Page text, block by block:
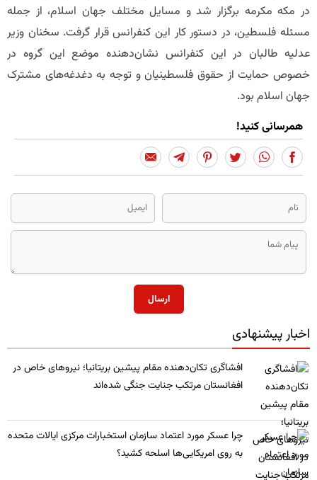
در مکه مکرمه برگزار شد و مسایل مختلف جهان اسلام، از جمله
مسئله فلسطین، در دستور کار این کنفرانس قرار گرفت. سخنان وزیر
عدلیه طالبان در این کنفرانس نشان‌دهنده موضع این گروه در
خصوص حمایت از حقوق فلسطینیان و توجه به دغدغه‌های مشترک
جهان اسلام بود.
همرسانی کنید!
ارسال
اخبار پیشنهادی
​افشاگری تکان‌دهنده مقام پیشین بریتانیا؛ نیروهای خاص در
افغانستان مرتکب جنایت جنگی شده‌اند
چرا عسکر مورد اعتماد سازمان استخبارات مرکزی ایالات متحده
به روی امریکایی‌ها اسلحه کشید؟